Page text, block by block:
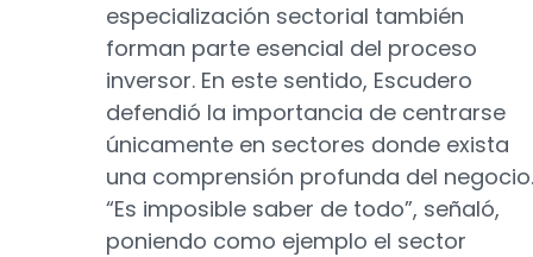
especialización sectorial también
forman parte esencial del proceso
inversor. En este sentido, Escudero
defendió la importancia de centrarse
únicamente en sectores donde exista
una comprensión profunda del negocio.
“Es imposible saber de todo”, señaló,
poniendo como ejemplo el sector